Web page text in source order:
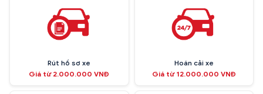
Rút hồ sơ xe
Giá từ 2.000.000 VNĐ
Hoán cải xe
Giá từ 12.000.000 VNĐ